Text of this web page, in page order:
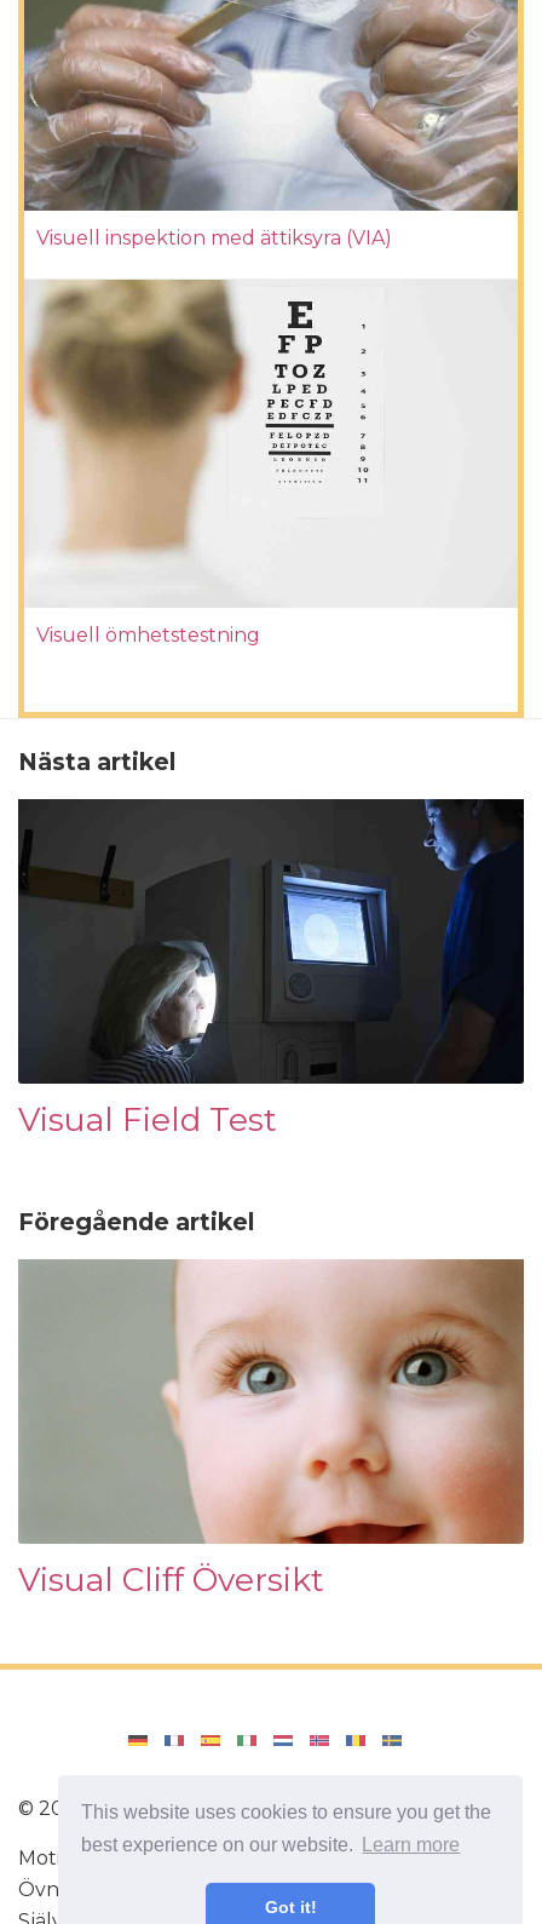
This website uses cookies to ensure you get the
best experience on our website.
Learn more
Got it!
Visuell inspektion med ättiksyra (VIA)
Visuell ömhetstestning
Nästa artikel
Visual Field Test
Föregående artikel
Visual Cliff Översikt
© 2026Amenajari
Motion. Dieter och recept för en hälsosam diet.
Övningar för hjärnan. Intressanta fakta.